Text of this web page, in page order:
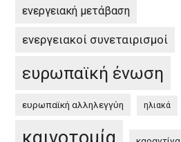
Green
ενεργειακή μετάβαση
ενεργειακοί συνεταιρισμοί
ευρωπαϊκή ένωση
ευρωπαϊκή αλληλεγγύη ηλιακά